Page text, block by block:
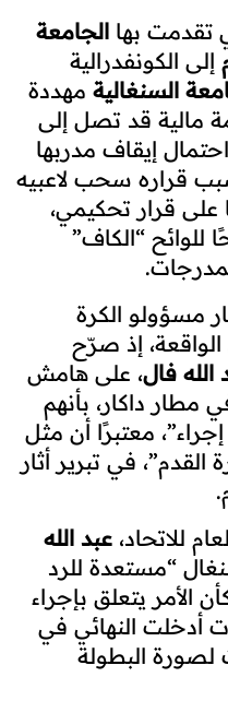
تقدمت بها الجامعة
إلى الكونفدرالية
السنغالية مهددة
مالية قد تصل إلى
إيقاف مدربها
قراره سحب لاعبيه
قرار تحكيمي،
“الكاف”
مسؤولو الكرة
إذ صرّح
الله فال، على هامش
مطار داكار، بأنهم
معتبرًا أن مثل
في تبرير أثار
للاتحاد، عبد الله
“مستعدة للرد
الأمر يتعلق بإجراء
أدخلت النهائي في
البطولة